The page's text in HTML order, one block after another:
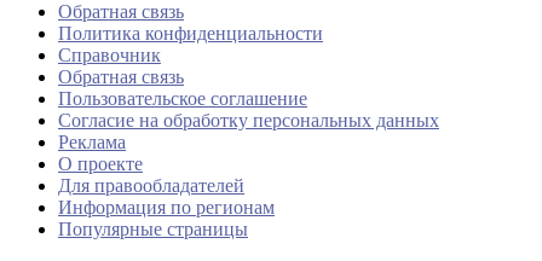
Обратная связь
Политика конфиденциальности
Справочник
Обратная связь
Пользовательское соглашение
Согласие на обработку персональных данных
Реклама
О проекте
Для правообладателей
Информация по регионам
Популярные страницы